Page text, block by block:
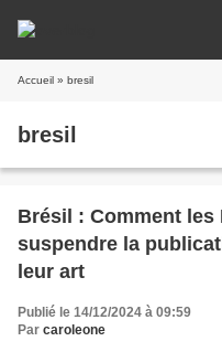
Accueil » bresil
bresil
Brésil : Comment
suspendre la
leur art
Publié le 14/12/2024 à 09:59
Par caroleone